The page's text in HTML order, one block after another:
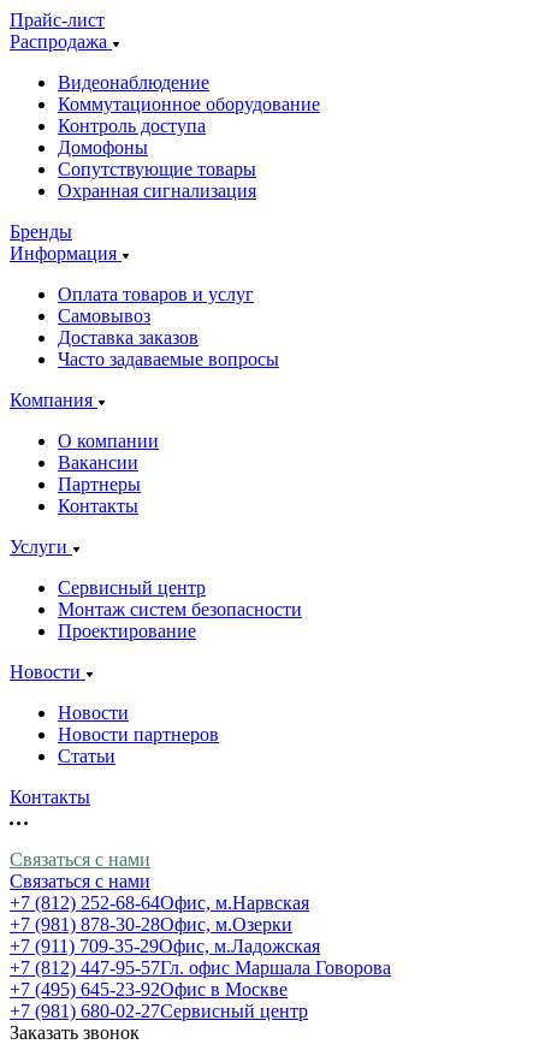
Прайс-лист
Распродажа
Видеонаблюдение
Коммутационное оборудование
Контроль доступа
Домофоны
Сопутствующие товары
Охранная сигнализация
Бренды
Информация
Оплата товаров и услуг
Самовывоз
Доставка заказов
Часто задаваемые вопросы
Компания
О компании
Вакансии
Партнеры
Контакты
Услуги
Сервисный центр
Монтаж систем безопасности
Проектирование
Новости
Новости
Новости партнеров
Статьи
Контакты
Связаться с нами
Связаться с нами
+7 (812) 252-68-64Офис, м.Нарвская
+7 (981) 878-30-28Офис, м.Озерки
+7 (911) 709-35-29Офис, м.Ладожская
+7 (812) 447-95-57Гл. офис Маршала Говорова
+7 (495) 645-23-92Офис в Москве
+7 (981) 680-02-27Сервисный центр
Заказать звонок